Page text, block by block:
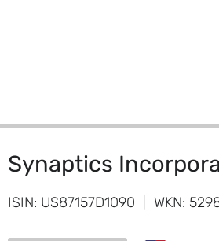
Synaptics
ISIN: US87157D1090 WKN: